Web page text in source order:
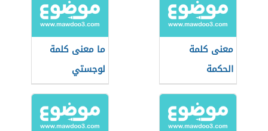
معنى كلمة
الحكمة
ما معنى كلمة
لوجستي